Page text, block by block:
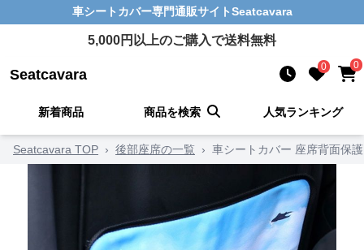
車シートカバー専門通販サイトSeatcavara
5,000円以上のご購入で送料無料
Seatcavara 0 0
新着商品 商品を検索 人気ランキング
Seatcavara TOP › 後部座席の一覧 › 車シートカバー 座席背面保